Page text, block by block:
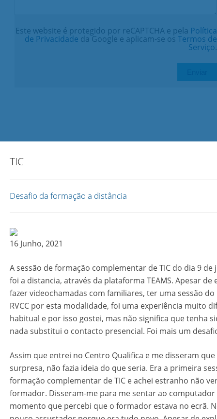
Este website é protegido por reCAPTCHA e pela Política
de Privacidade da Google e aplicam-se os Termos de
Serviço.
TIC
Desafio da formação a distância
16 Junho, 2021
A sessão de formação complementar de TIC do dia 9 de
foi a distancia, através da plataforma TEAMS. Apesar de
fazer videochamadas com familiares, ter uma sessão
RVCC por esta modalidade, foi uma experiência muito
habitual e por isso gostei, mas não significa que tenha
nada substitui o contacto presencial. Foi mais um
Assim que entrei no Centro Qualifica e me disseram
surpresa, não fazia ideia do que seria. Era a primeira
formação complementar de TIC e achei estranho não
formador. Disseram-me para me sentar ao computador
momento que percebi que o formador estava no ecrã.